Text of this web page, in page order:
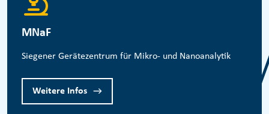
MNaF
Siegener Gerätezentrum für Mikro- und Nanoanalytik
Weitere Infos